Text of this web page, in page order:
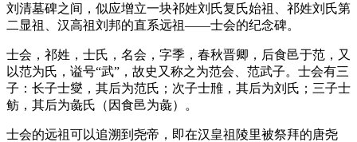
刘清墓碑之间，似应增立一块祁姓刘氏复氏始祖、祁姓刘氏第
二显祖、汉高祖刘邦的直系远祖——士会的纪念碑。
士会，祁姓，士氏，名会，字季，春秋晋卿，后食邑于范，又
以范为氏，谥号“武”，故史又称之为范会、范武子。士会有三
子：长子士燮，其后为范氏；次子士雃，其后为刘氏；三子士
鲂，其后为彘氏（因食邑为彘）。
士会的远祖可以追溯到尧帝，即在汉皇祖陵里被祭拜的唐尧